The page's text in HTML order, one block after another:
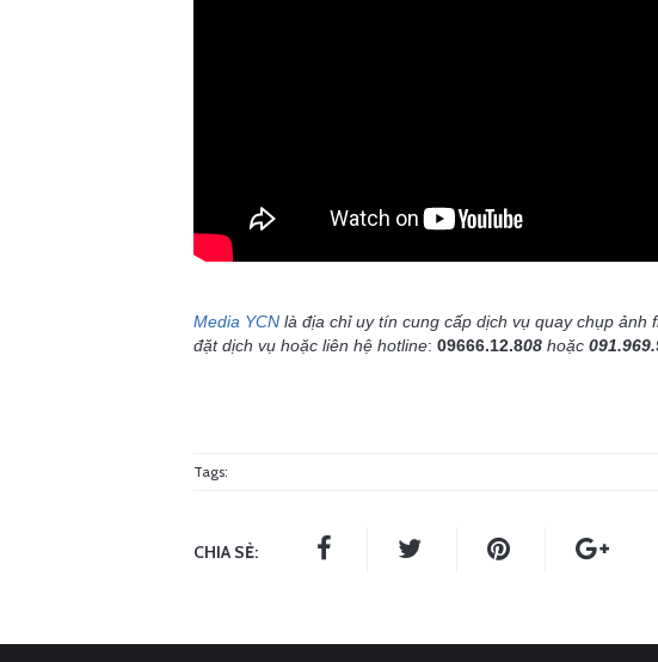
Media YCN là địa chỉ uy tín cung cấp dịch vụ quay chụp
đặt dịch vụ hoặc liên hệ hotline: 09666.12.808 hoặc
Tags:
CHIA SẺ: